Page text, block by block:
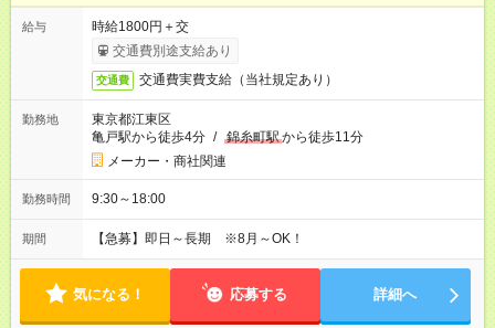
給与
時給1800円＋交
交通費別途支給あり
交通費 交通費実費支給（当社規定あり）
勤務地
東京都江東区
亀戸駅から徒歩4分 / 錦糸町駅から徒歩11分
メーカー・商社関連
勤務時間 9:30～18:00
期間 【急募】即日～長期 ※8月～OK！
気になる！ 応募する 詳細へ